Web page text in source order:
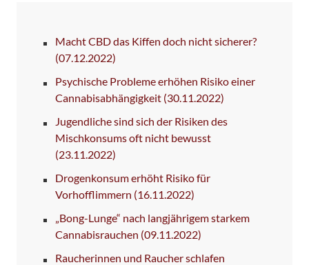
Macht CBD das Kiffen doch nicht sicherer?
(07.12.2022)
Psychische Probleme erhöhen Risiko einer
Cannabisabhängigkeit (30.11.2022)
Jugendliche sind sich der Risiken des
Mischkonsums oft nicht bewusst
(23.11.2022)
Drogenkonsum erhöht Risiko für
Vorhofflimmern (16.11.2022)
„Bong-Lunge“ nach langjährigem starkem
Cannabisrauchen (09.11.2022)
Raucherinnen und Raucher schlafen